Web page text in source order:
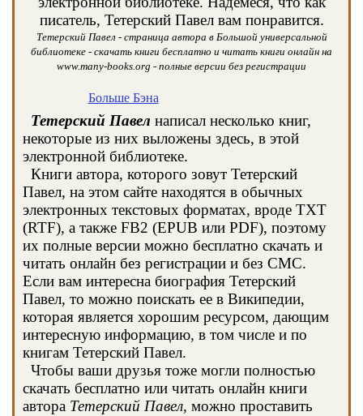
писатель, Тетерский Павел вам понравится.
Тетерский Павел - страница автора в Большой универсальной
библиотеке - скачать книги бесплатно и читать книги онлайн на
www.many-books.org - полные версии без регистрации
Больше Бэна
Тетерский Павел написал несколько книг,
некоторые из них выложены здесь, в этой
электронной библиотеке.
Книги автора, которого зовут Тетерский
Павел, на этом сайте находятся в обычных
электронных текстовых форматах, вроде TXT
(RTF), а также FB2 (EPUB или PDF), поэтому
их полные версии можно бесплатно скачать и
читать онлайн без регистрации и без СМС.
Если вам интересна биография Тетерский
Павел, то можно поискать ее в Википедии,
которая является хорошим ресурсом, дающим
интересную информацию, в том числе и по
книгам Тетерский Павел.
Чтобы ваши друзья тоже могли полностью
скачать бесплатно или читать онлайн книги
автора Тетерский Павел, можно проставить